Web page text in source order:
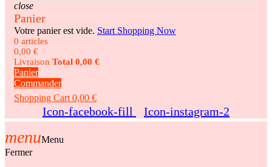
close
Panier
Votre panier est vide. Start Shopping Now
0 articles
0,00 €
Livraison Total 0,00 €
Panier
Commander
Shopping Cart 0,00 €
Icon-facebook-fill Icon-instagram-2
menuMenu
Fermer